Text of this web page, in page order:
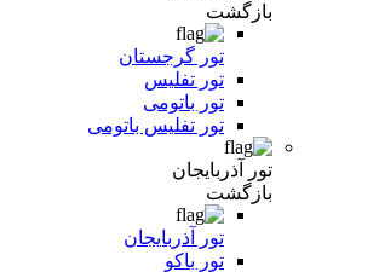
بازگشت
تور گرجستان
تور تفلیس
تور باتومی
تور تفلیس باتومی
تور آذربایجان
بازگشت
تور آذربایجان
تور باکو